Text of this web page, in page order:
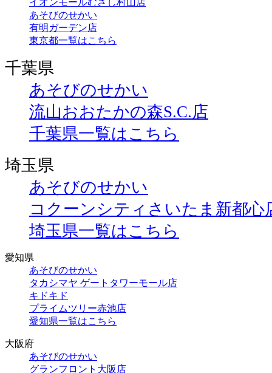
イオンモールむさし村山店
あそびのせかい
有明ガーデン店
東京都一覧はこちら
千葉県
あそびのせかい
流山おおたかの森S.C.店
千葉県一覧はこちら
埼玉県
あそびのせかい
コクーンシティさいたま新都心
埼玉県一覧はこちら
愛知県
あそびのせかい
タカシマヤ ゲートタワーモール店
キドキド
プライムツリー赤池店
愛知県一覧はこちら
大阪府
あそびのせかい
グランフロント大阪店